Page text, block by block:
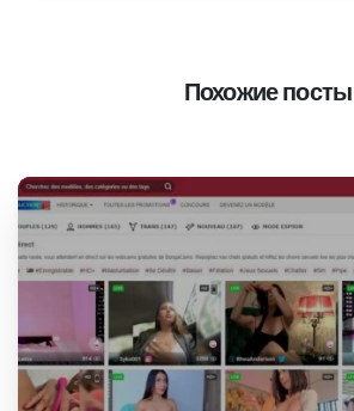
Похожие посты